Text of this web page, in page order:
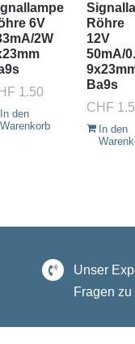
6V
2W
1.50
In den
Warenkorb
Röhre
12V
50mA/
Ba9s
CHF
In den
Unser
Fragen